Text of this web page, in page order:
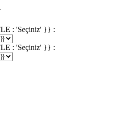
: 'Seçiniz' }} :
: 'Seçiniz' }} :